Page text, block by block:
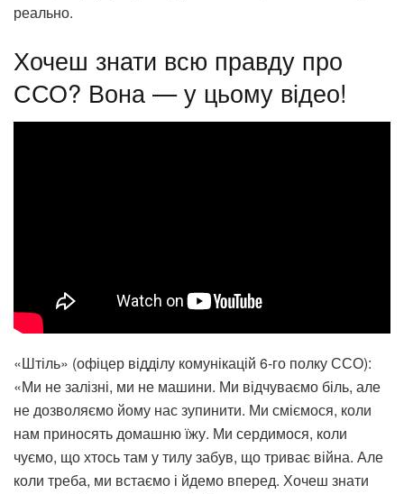
реально.
Хочеш знати всю правду про
ССО? Вона — у цьому відео!
«Штіль» (офіцер відділу комунікацій 6-го полку ССО):
«Ми не залізні, ми не машини. Ми відчуваємо біль, але
не дозволяємо йому нас зупинити. Ми сміємося, коли
нам приносять домашню їжу. Ми сердимося, коли
чуємо, що хтось там у тилу забув, що триває війна. Але
коли треба, ми встаємо і йдемо вперед. Хочеш знати